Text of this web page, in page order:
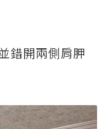
錯開兩側肩胛